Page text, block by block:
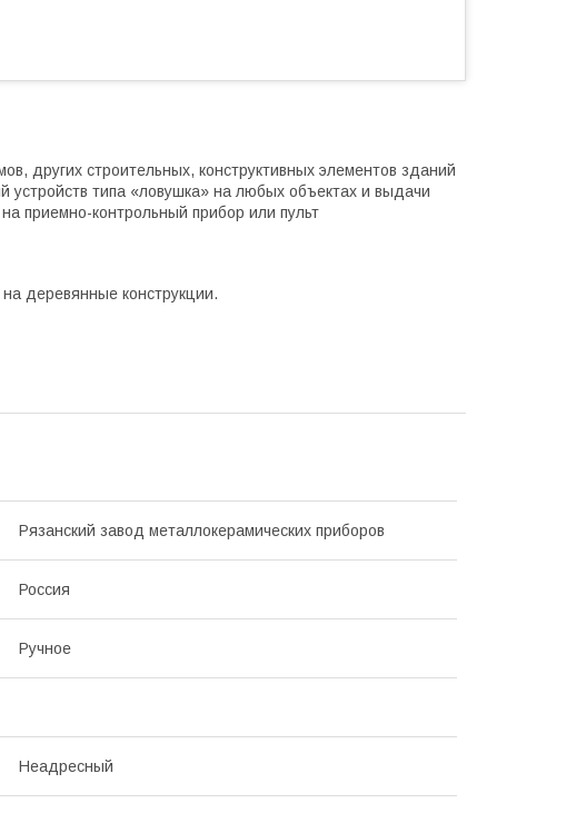
других строительных, конструктивных элементов зданий
типа «ловушка» на любых объектах и выдачи
приемно-контрольный прибор или пульт
деревянные конструкции.
Рязанский завод металлокерамических приборов
Россия
Ручное
Неадресный